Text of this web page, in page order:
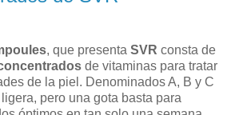
, que presenta SVR consta de
de vitaminas para tratar
de la piel. Denominados A, B y C
pero una gota basta para